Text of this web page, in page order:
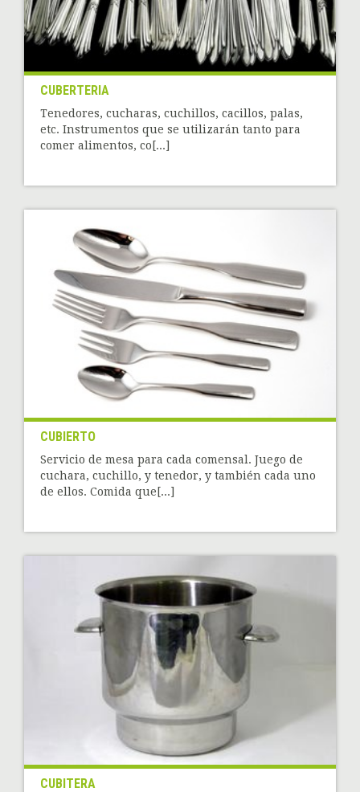
CUBERTERIA
Tenedores, cucharas, cuchillos, cacillos, palas,
etc. Instrumentos que se utilizarán tanto para
comer alimentos, co[...]
CUBIERTO
Servicio de mesa para cada comensal. Juego de
cuchara, cuchillo, y tenedor, y también cada uno
de ellos. Comida que[...]
CUBITERA